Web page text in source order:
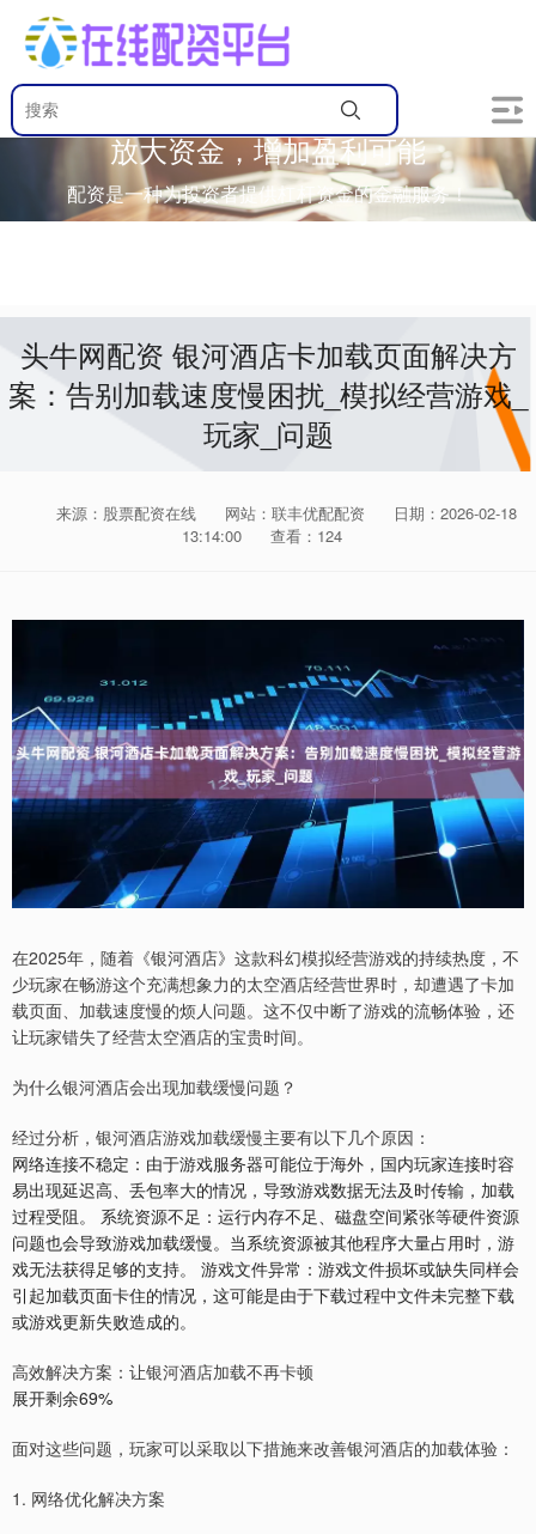
放大资金，增加盈利可能
配资是一种为投资者提供杠杆资金的金融服务！
头牛网配资 银河酒店卡加载页面解决方
案：告别加载速度慢困扰_模拟经营游戏_
玩家_问题
来源：股票配资在线 网站：联丰优配配资
日期：2026-02-18
13:14:00
查看：124
在2025年，随着《银河酒店》这款科幻模拟经营游戏的持续热度，不
少玩家在畅游这个充满想象力的太空酒店经营世界时，却遭遇了卡加
载页面、加载速度慢的烦人问题。这不仅中断了游戏的流畅体验，还
让玩家错失了经营太空酒店的宝贵时间。
为什么银河酒店会出现加载缓慢问题？
经过分析，银河酒店游戏加载缓慢主要有以下几个原因：
网络连接不稳定：由于游戏服务器可能位于海外，国内玩家连接时容
易出现延迟高、丢包率大的情况，导致游戏数据无法及时传输，加载
过程受阻。 系统资源不足：运行内存不足、磁盘空间紧张等硬件资源
问题也会导致游戏加载缓慢。当系统资源被其他程序大量占用时，游
戏无法获得足够的支持。 游戏文件异常：游戏文件损坏或缺失同样会
引起加载页面卡住的情况，这可能是由于下载过程中文件未完整下载
或游戏更新失败造成的。
高效解决方案：让银河酒店加载不再卡顿
展开剩余69%
面对这些问题，玩家可以采取以下措施来改善银河酒店的加载体验：
1. 网络优化解决方案